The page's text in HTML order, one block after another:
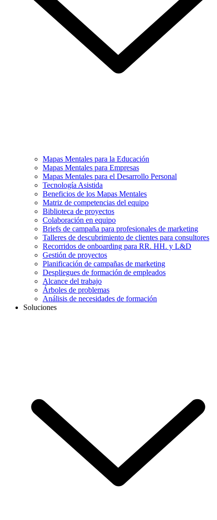
Mapas Mentales para la Educación
Mapas Mentales para Empresas
Mapas Mentales para el Desarrollo Personal
Tecnología Asistida
Beneficios de los Mapas Mentales
Matriz de competencias del equipo
Biblioteca de proyectos
Colaboración en equipo
Briefs de campaña para profesionales de marketing
Talleres de descubrimiento de clientes para consultores
Recorridos de onboarding para RR. HH. y L&D
Gestión de proyectos
Planificación de campañas de marketing
Despliegues de formación de empleados
Alcance del trabajo
Árboles de problemas
Análisis de necesidades de formación
Soluciones